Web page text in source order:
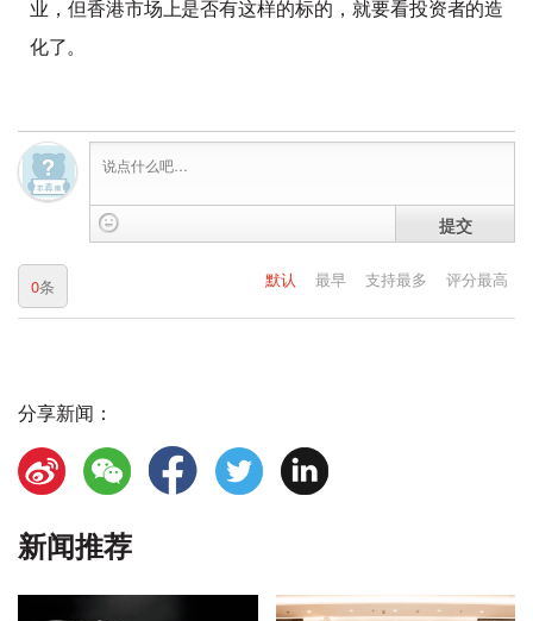
业，但香港市场上是否有这样的标的，就要看投资者的造
化了。
提交
默认 最早 支持最多 评分最高
0条
分享新闻：
新闻推荐